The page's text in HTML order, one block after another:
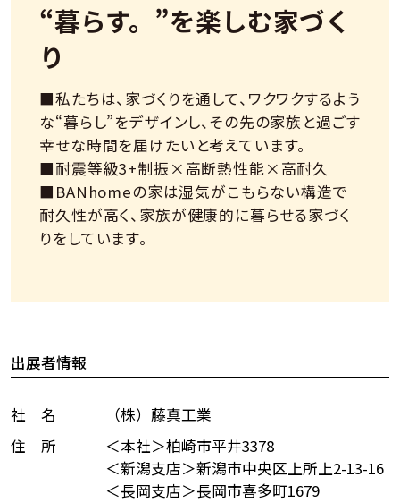
“暮らす。”を楽しむ家づく
り
■私たちは、家づくりを通して、ワクワクするよう
な“暮らし”をデザインし、その先の家族と過ごす
幸せな時間を届けたいと考えています。
■耐震等級3+制振×高断熱性能×高耐久
■BANhomeの家は湿気がこもらない構造で
耐久性が高く、家族が健康的に暮らせる家づく
りをしています。
出展者情報
社 名
（株）藤真工業
住 所
＜本社＞柏崎市平井3378
＜新潟支店＞新潟市中央区上所上2-13-16
＜長岡支店＞長岡市喜多町1679